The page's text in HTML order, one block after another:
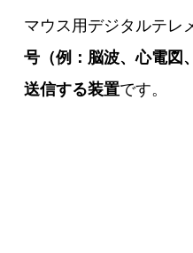
マウス用デジタルテレ
号（例：脳波、心電図
送信する装置です。